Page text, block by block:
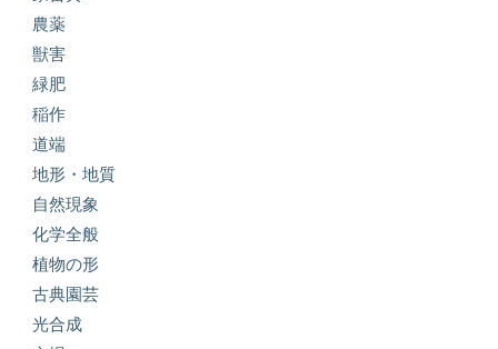
農薬
獣害
緑肥
稲作
道端
地形・地質
自然現象
化学全般
植物の形
古典園芸
光合成